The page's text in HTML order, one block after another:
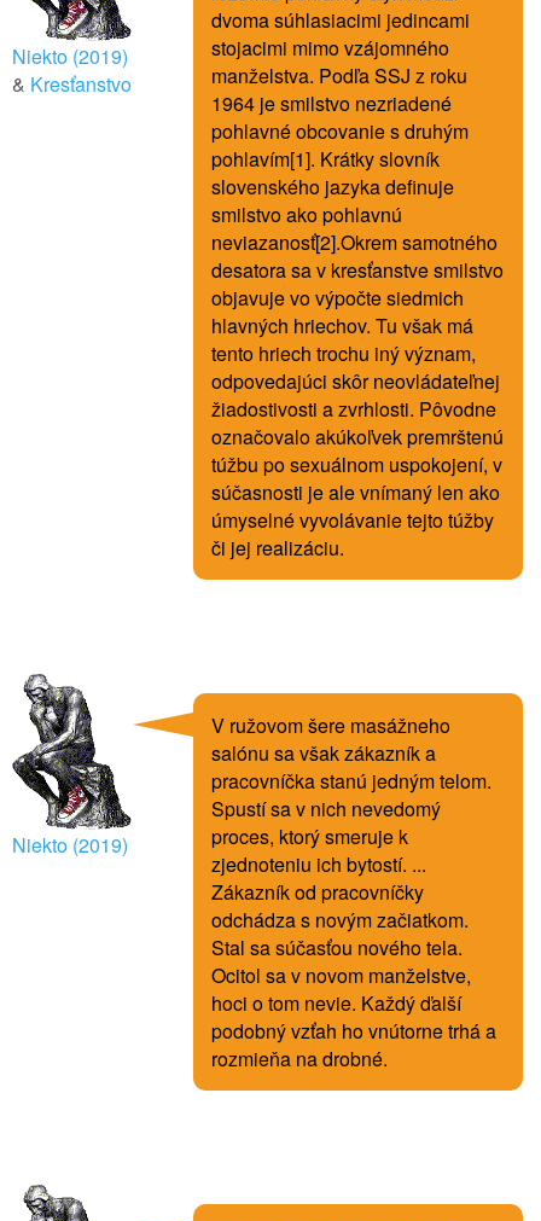
Niekto (2019)
& Kresťanstvo
dvoma súhlasiacimi jedincami
stojacimi mimo vzájomného
manželstva. Podľa SSJ z roku
1964 je smilstvo nezriadené
pohlavné obcovanie s druhým
pohlavím[1]. Krátky slovník
slovenského jazyka definuje
smilstvo ako pohlavnú
neviazanosť[2].Okrem samotného
desatora sa v kresťanstve smilstvo
objavuje vo výpočte siedmich
hlavných hriechov. Tu však má
tento hriech trochu iný význam,
odpovedajúci skôr neovládateľnej
žiadostivosti a zvrhlosti. Pôvodne
označovalo akúkoľvek premrštenú
túžbu po sexuálnom uspokojení, v
súčasnosti je ale vnímaný len ako
úmyselné vyvolávanie tejto túžby
či jej realizáciu.
Niekto (2019)
V ružovom šere masážneho
salónu sa však zákazník a
pracovníčka stanú jedným telom.
Spustí sa v nich nevedomý
proces, ktorý smeruje k
zjednoteniu ich bytostí. ...
Zákazník od pracovníčky
odchádza s novým začiatkom.
Stal sa súčasťou nového tela.
Ocitol sa v novom manželstve,
hoci o tom nevie. Každý ďalší
podobný vzťah ho vnútorne trhá a
rozmieňa na drobné.